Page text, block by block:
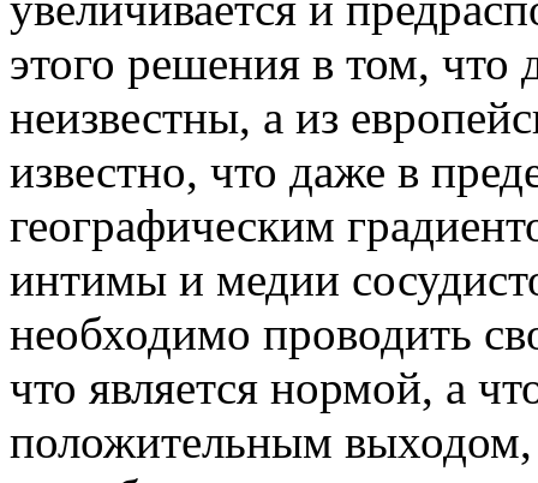
этого решения в том,
неизвестны, а из
известно, что даже в
географическим
интимы и медии
необходимо проводить
что является нормой, а
положительным